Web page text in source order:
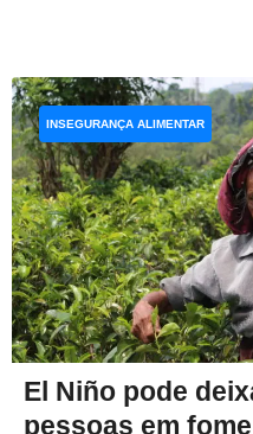
El Niño pode
pessoas em
INSEGURANÇA ALIMENTAR